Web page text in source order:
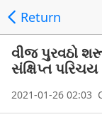
Return
વીજ પુરવઠો
સંક્ષિપ્ત પરિચય
2021-01-26 02:03